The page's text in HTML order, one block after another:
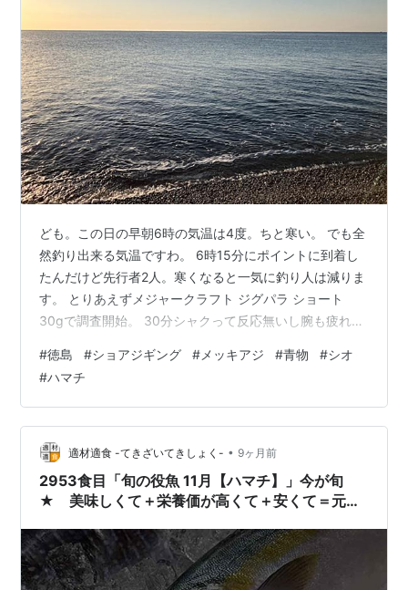
ども。この日の早朝6時の気温は4度。ちと寒い。 でも全
然釣り出来る気温ですわ。 6時15分にポイントに到着し
たんだけど先行者2人。寒くなると一気に釣り人は減りま
す。 とりあえずメジャークラフト ジグパラ ショート
30gで調査開始。 30分シャクって反応無いし腕も疲れて
30gとモンスターショット 95mm を使ってみる。 7時30
分の時点でもう1人しか釣りしていない。ダメだここは！
移動やな。 ここはどうかな？ 釣れそうな雰囲気なんだけ
ど・・・ よく見るとベイトが逃げ回ってるぞ！ 慌ててタ
ックルを準備してジグパラショートを使ってみ…
#徳島 #ショアジギング # メッキアジ #青物 #シオ
#ハマチ
適材適食 -てきざいてきしょく- • 9ヶ月前
2953食目「旬の役魚 11月【ハマチ】」今が旬
★ 美味しくて＋栄養価が高くて＋安くて＝元気